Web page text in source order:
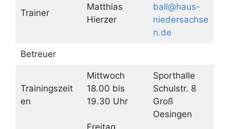
Trainer
Matthias
Hierzer
ball@haus-
niedersachse
n.de
Betreuer
Trainingszeit
en
Mittwoch
18.00 bis
19.30 Uhr
Sporthalle
Schulstr. 8
Groß
Oesingen